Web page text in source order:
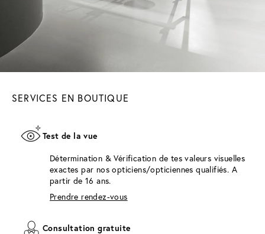
SERVICES EN BOUTIQUE
Test de la vue
Détermination & Vérification de tes valeurs visuelles
exactes par nos opticiens/opticiennes qualifiés. A
partir de 16 ans.
Prendre rendez-vous
Consultation gratuite